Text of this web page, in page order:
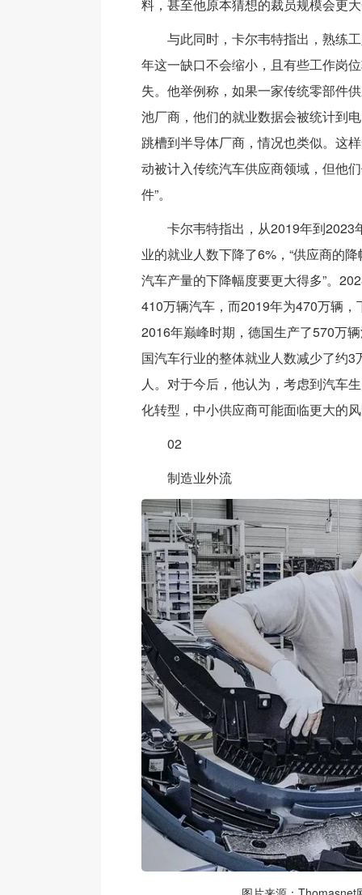
料，甚至他原本猜想的裁员规模会更
与此同时，卡尔韦特指出，熟练
年这一缺口不会缩小，且有些工作岗
失。他举例称，如果一家传统零部件
池厂商，他们的就业数据会被统计到
跳槽到半导体厂商，情况也类似。这
动被计入传统汽车供应商领域，但他
件”。
卡尔韦特指出，从2019年到2023
业的就业人数下降了6%，“供应商的
汽车产量的下降幅度要更大得多”。
410万辆汽车，而2019年为470万辆，
2016年巅峰时期，德国生产了570万
国汽车行业的整体就业人数减少了约3
人。对于今后，他认为，考虑到汽车
化转型，中小供应商可能面临更大的
02
制造业外流